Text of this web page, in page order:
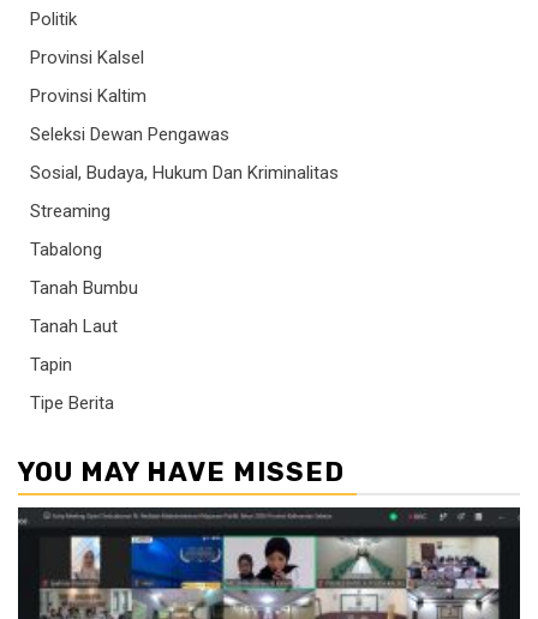
Politik
Provinsi Kalsel
Provinsi Kaltim
Seleksi Dewan Pengawas
Sosial, Budaya, Hukum Dan Kriminalitas
Streaming
Tabalong
Tanah Bumbu
Tanah Laut
Tapin
Tipe Berita
YOU MAY HAVE MISSED